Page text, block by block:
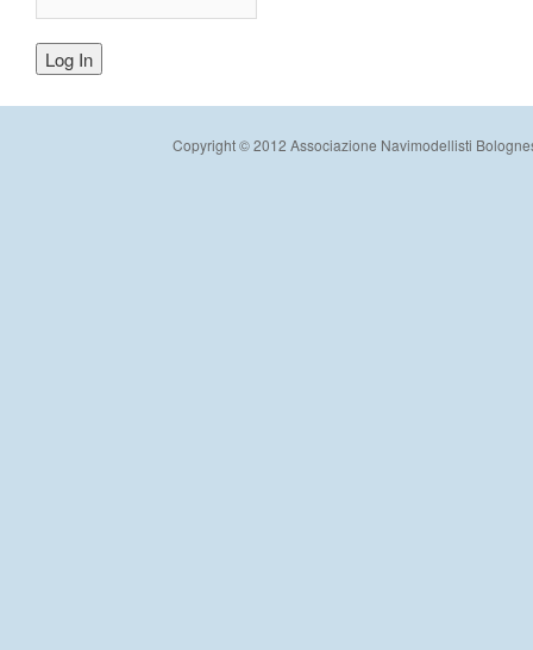
Copyright © 2012 Associazione Navimodellisti